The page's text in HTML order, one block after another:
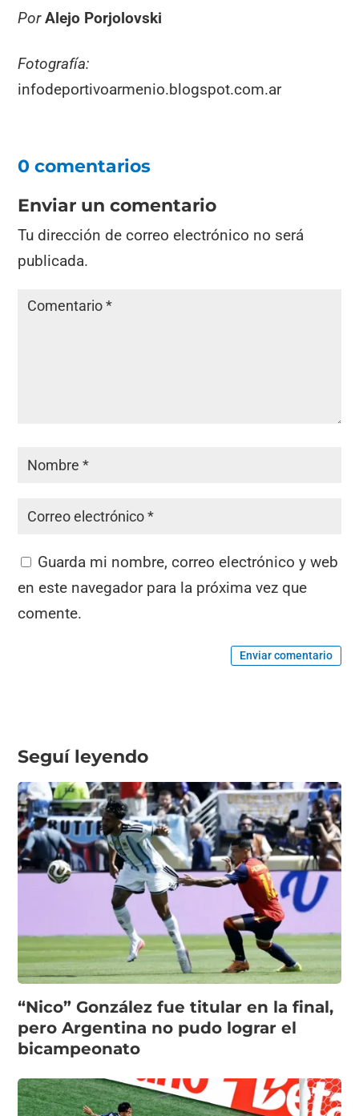
Por Alejo Porjolovski
Fotografía:
infodeportivoarmenio.blogspot.com.ar
0 comentarios
Enviar un comentario
Tu dirección de correo electrónico no será
publicada.
Guarda mi nombre, correo electrónico y web
en este navegador para la próxima vez que
comente.
Enviar comentario
Seguí leyendo
“Nico” González fue titular en la final,
pero Argentina no pudo lograr el
bicampeonato